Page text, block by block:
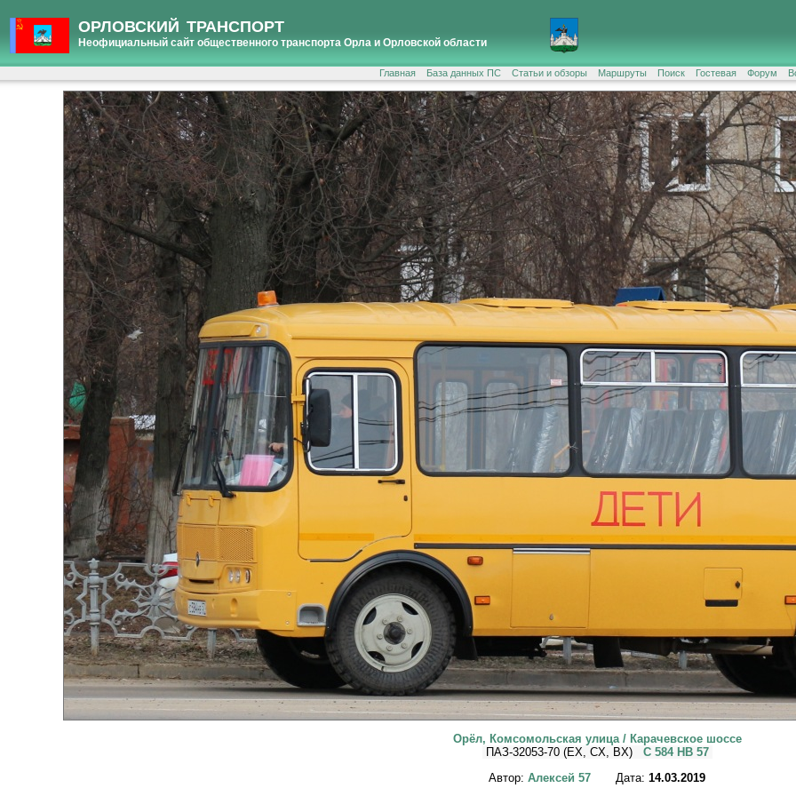
ОРЛОВСКИЙ ТРАНСПОРТ
Неофициальный сайт общественного транспорта Орла и Орловской области
Главная База данных ПС Статьи и обзоры Маршруты Поиск Гостевая Форум
Орёл, Комсомольская улица / Карачевское шоссе
ПАЗ-32053-70 (EX, CX, BX)
С 584 НВ 57
Автор: Алексей 57 Дата: 14.03.2019